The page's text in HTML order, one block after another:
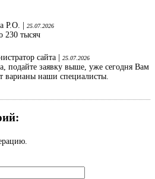
Р.О. |
25.07.2026
230 тысяч
сайта | 25.07.2026
подайте заявку выше, уже сегодня Вам
варианы наши специалисты.